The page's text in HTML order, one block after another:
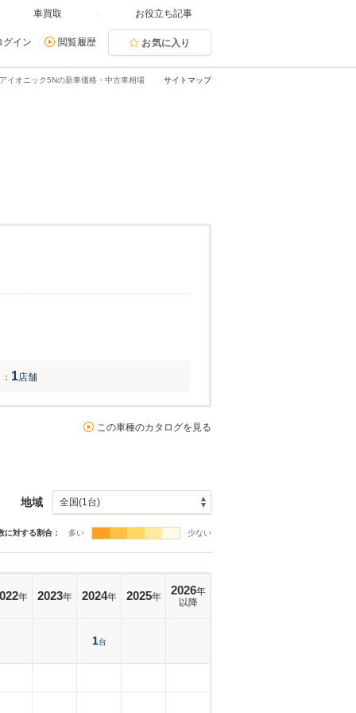
車買取 お役立ち記事
グイン 閲覧履歴 お気に入り
サイトマップ
アイオニック5Nの新車価格・中古車相場
： 1店舗
この車種のカタログを見る
地域
に対する割合： 多い 少ない
年 2023年 2024年 2025年 2026年
以降
1台